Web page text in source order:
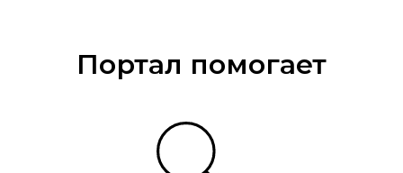
Портал помогает